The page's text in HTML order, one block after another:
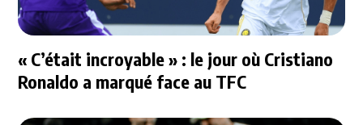
« C’était incroyable » : le jour où Cristiano
Ronaldo a marqué face au TFC